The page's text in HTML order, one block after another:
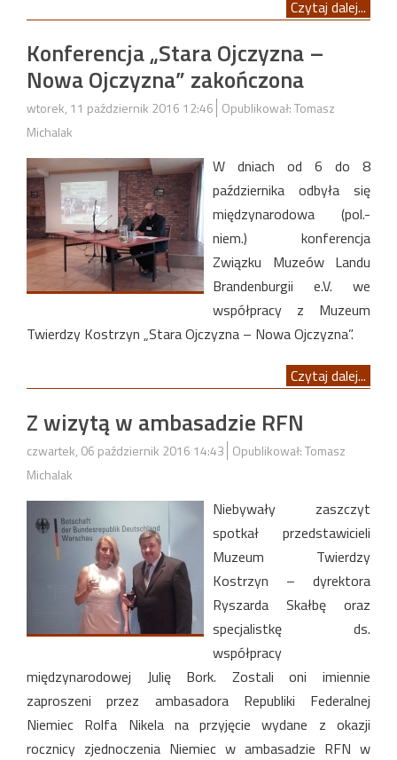
Czytaj dalej...
Konferencja „Stara Ojczyzna –
Nowa Ojczyzna” zakończona
wtorek, 11 październik 2016 12:46 Opublikował: Tomasz
Michalak
W dniach od 6 do 8
października odbyła się
międzynarodowa (pol.-
niem.) konferencja
Związku Muzeów Landu
Brandenburgii e.V. we
współpracy z Muzeum
Twierdzy Kostrzyn „Stara Ojczyzna – Nowa Ojczyzna”.
Czytaj dalej...
Z wizytą w ambasadzie RFN
czwartek, 06 październik 2016 14:43 Opublikował: Tomasz
Michalak
Niebywały zaszczyt
spotkał przedstawicieli
Muzeum Twierdzy
Kostrzyn – dyrektora
Ryszarda Skałbę oraz
specjalistkę ds.
współpracy
międzynarodowej Julię Bork. Zostali oni imiennie
zaproszeni przez ambasadora Republiki Federalnej
Niemiec Rolfa Nikela na przyjęcie wydane z okazji
rocznicy zjednoczenia Niemiec w ambasadzie RFN w